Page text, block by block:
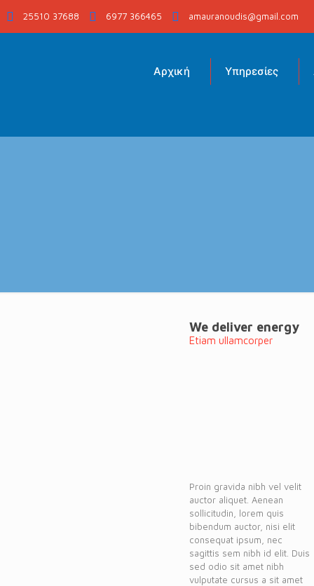
25510 37688 6977 366465 amauranoudis@gmail.com
Αρχική Υπηρεσίες
We deliver energy
Etiam ullamcorper
Proin gravida nibh vel velit
auctor aliquet. Aenean
sollicitudin, lorem quis
bibendum auctor, nisi elit
consequat ipsum, nec
sagittis sem nibh id elit. Duis
sed odio sit amet nibh
vulputate cursus a sit amet